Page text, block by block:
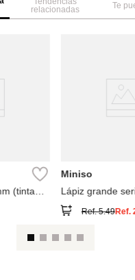
relacionadas
Te
(tinta
Miniso
Lápiz grande
Ref.5.49Ref.